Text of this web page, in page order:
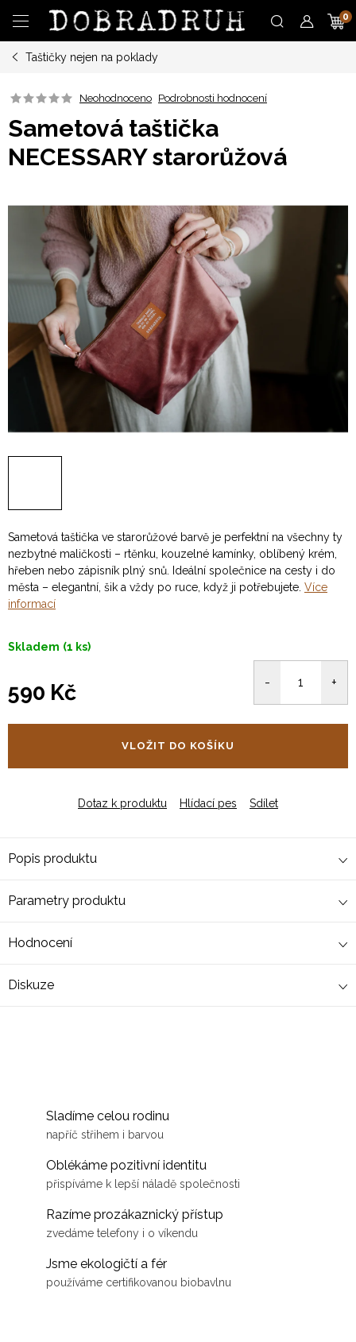
obsah
Taštičky nejen na poklady
Neohodnoceno Podrobnosti hodnocení
Sametová taštička
NECESSARY starorůžová
Sametová taštička ve starorůžové barvě je perfektní na všechny ty
nezbytné maličkosti – rtěnku, kouzelné kamínky, oblíbený krém,
hřeben nebo zápisník plný snů. Ideální společnice na cesty i do
města – elegantní, šik a vždy po ruce, když ji potřebujete. Více
informací
Skladem (1 ks)
590 Kč
VLOŽIT DO KOŠÍKU
Dotaz k produktu Hlídací pes Sdílet
Popis produktu
Parametry produktu
Hodnocení
Diskuze
Sladíme celou rodinu
napříč střihem i barvou
Oblékáme pozitivní identitu
přispíváme k lepší náladě společnosti
Razíme prozákaznický přístup
zvedáme telefony i o víkendu
Jsme ekologičtí a fér
používáme certifikovanou biobavlnu